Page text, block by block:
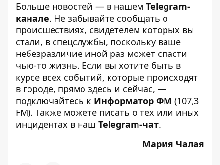
Больше новостей — в нашем Telegram-
канале. Не забывайте сообщать о
происшествиях, свидетелем которых вы
стали, в спецслужбы, поскольку ваше
небезразличие иной раз может спасти
чью-то жизнь. Если вы хотите быть в
курсе всех событий, которые происходят
в городе, прямо здесь и сейчас, —
подключайтесь к Информатор ФМ (107,3
FM). Также можете писать о тех или иных
инцидентах в наш Telegram-чат.
Мария Чалая